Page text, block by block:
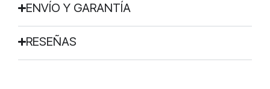
ENVÍO Y GARANTÍA
RESEÑAS